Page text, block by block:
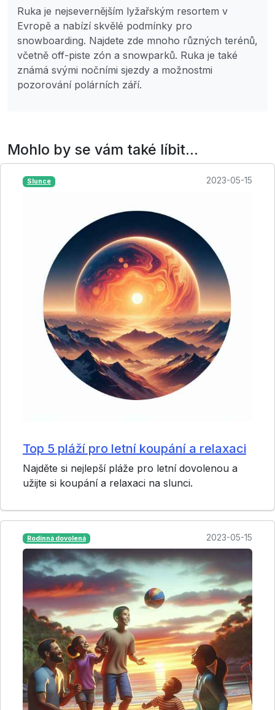
Ruka je nejsevernějším lyžařským resortem v
Evropě a nabízí skvělé podmínky pro
snowboarding. Najdete zde mnoho různých terénů,
včetně off-piste zón a snowparků. Ruka je také
známá svými nočními sjezdy a možnostmi
pozorování polárních září.
Mohlo by se vám také líbit...
Slunce 2023-05-15
Top 5 pláží pro letní koupání a relaxaci
Najděte si nejlepší pláže pro letní dovolenou a
užijte si koupání a relaxaci na slunci.
Rodinná dovolená 2023-05-15